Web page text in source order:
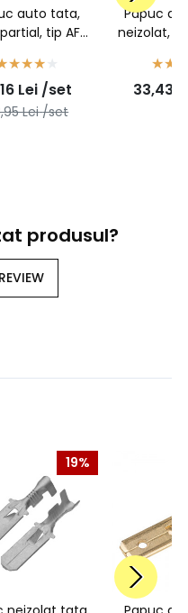
auto tata,
tip AFM
Lei /set
Lei /set
Papuc
neizolat,
1,5mm2 -
33,43
produsul?
19%